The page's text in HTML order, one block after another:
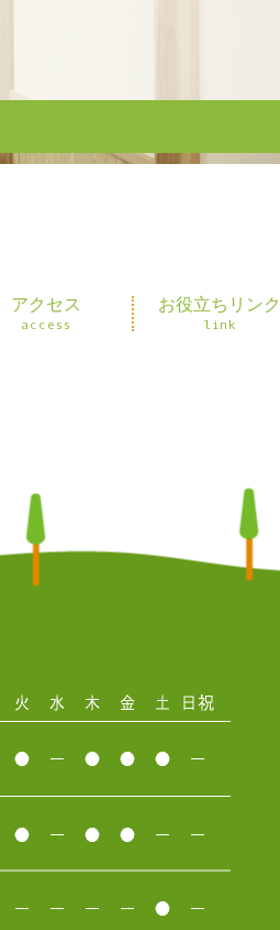
アクセス
access
お役立ちリンク
link